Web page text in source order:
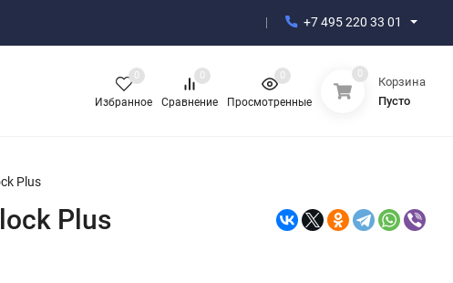
+7 495 220 33 01
Избранное
0
Сравнение
0
Просмотренные
0 0
Корзина
Пусто
Plus
Plus